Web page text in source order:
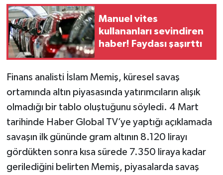
Manuel vites
kullananları sevindiren
haber! Faydası şaşırttı
Finans analisti İslam Memiş, küresel savaş
ortamında altın piyasasında yatırımcıların alışık
olmadığı bir tablo oluştuğunu söyledi. 4 Mart
tarihinde Haber Global TV’ye yaptığı açıklamada
savaşın ilk gününde gram altının 8.120 lirayı
gördükten sonra kısa sürede 7.350 liraya kadar
gerilediğini belirten Memiş, piyasalarda savaş